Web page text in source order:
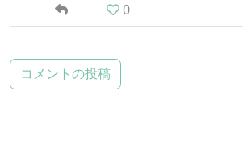
0
コメントの投稿